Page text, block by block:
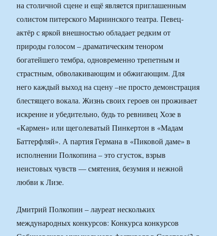
на столичной сцене и ещё является приглашенным
солистом питерского Мариинского театра. Певец-
актёр с яркой внешностью обладает редким от
природы голосом – драматическим тенором
богатейшего тембра, одновременно трепетным и
страстным, обволакивающим и обжигающим. Для
него каждый выход на сцену –не просто демонстрация
блестящего вокала. Жизнь своих героев он проживает
искренне и убедительно, будь то ревнивец Хозе в
«Кармен» или щеголеватый Пинкертон в «Мадам
Баттерфляй». А партия Германа в «Пиковой даме» в
исполнении Полкопина – это сгусток, взрыв
неистовых чувств — смятения, безумия и нежной
любви к Лизе.
Дмитрий Полкопин – лауреат нескольких
международных конкурсов: Конкурса конкурсов